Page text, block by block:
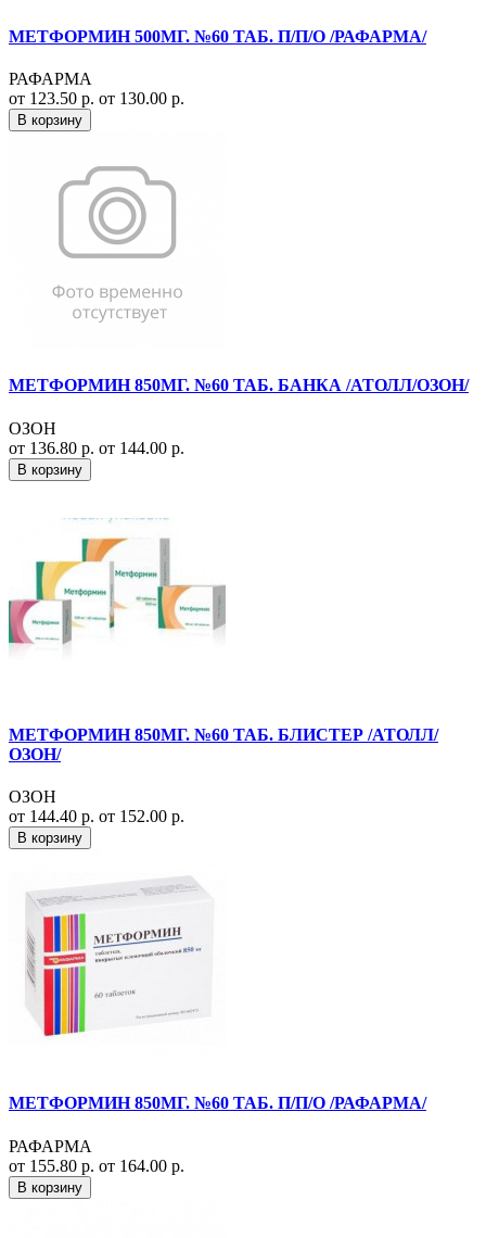
МЕТФОРМИН 500МГ. №60 ТАБ. П/П/О /РАФАРМА/
РАФАРМА
от 123.50 р. от 130.00 р.
В корзину
МЕТФОРМИН 850МГ. №60 ТАБ. БАНКА /АТОЛЛ/ОЗОН/
ОЗОН
от 136.80 р. от 144.00 р.
В корзину
МЕТФОРМИН 850МГ. №60 ТАБ. БЛИСТЕР /АТОЛЛ/
ОЗОН/
ОЗОН
от 144.40 р. от 152.00 р.
В корзину
МЕТФОРМИН 850МГ. №60 ТАБ. П/П/О /РАФАРМА/
РАФАРМА
от 155.80 р. от 164.00 р.
В корзину